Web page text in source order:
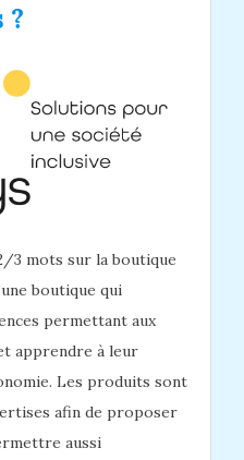
?
3 mots sur la boutique
boutique qui
permettant aux
apprendre à leur
Les produits sont
afin de proposer
aussi